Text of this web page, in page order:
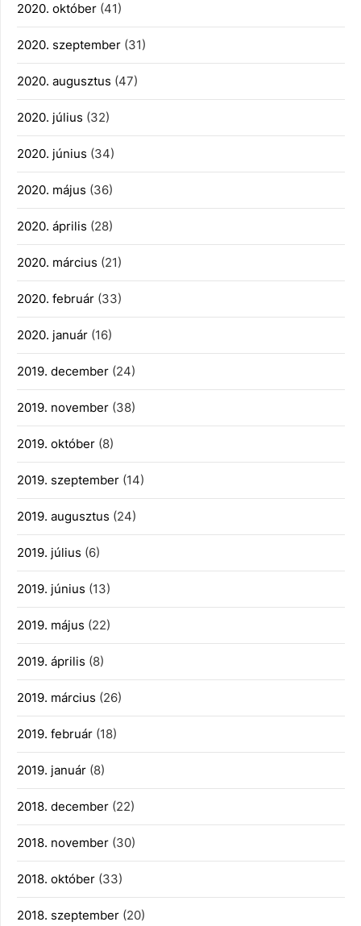
2020. október (41)
2020. szeptember (31)
2020. augusztus (47)
2020. július (32)
2020. június (34)
2020. május (36)
2020. április (28)
2020. március (21)
2020. február (33)
2020. január (16)
2019. december (24)
2019. november (38)
2019. október (8)
2019. szeptember (14)
2019. augusztus (24)
2019. július (6)
2019. június (13)
2019. május (22)
2019. április (8)
2019. március (26)
2019. február (18)
2019. január (8)
2018. december (22)
2018. november (30)
2018. október (33)
2018. szeptember (20)